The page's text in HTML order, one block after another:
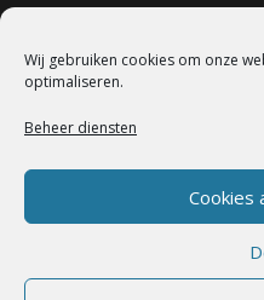
Wij gebruiken cookies om onze
optimaliseren.
Beheer diensten
Cookies
Bestellingen BE/DE:€
Bestellingen BE Boven
Bestellingen FR:€15.00
Powerd By BoomerICT